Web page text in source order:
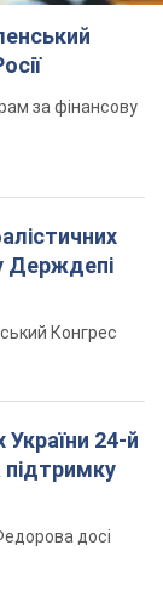
за фінансову
Держдепі
Конгрес
України 24-й
підтримку
досі